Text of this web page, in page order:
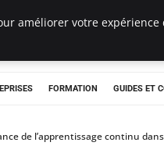
Tête
FORMATION GUIDES ET
de l’apprentissage continu
améliorer votre